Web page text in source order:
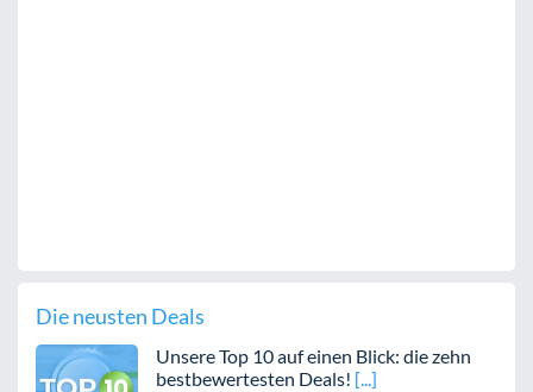
Die neusten Deals
Unsere Top 10 auf einen Blick: die zehn
bestbewertesten Deals!